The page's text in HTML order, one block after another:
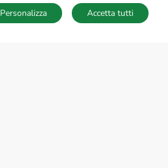
SALVA RICERCA
Accetta tutti
Personalizza